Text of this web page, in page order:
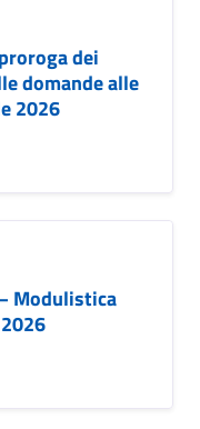
dei
domande alle
2026
Modulistica